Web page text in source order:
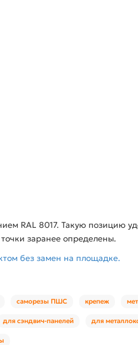
RAL 8017. Такую позицию
заранее определены.
без замен на площадке.
саморезы ПШС крепеж
для сэндвич-панелей для